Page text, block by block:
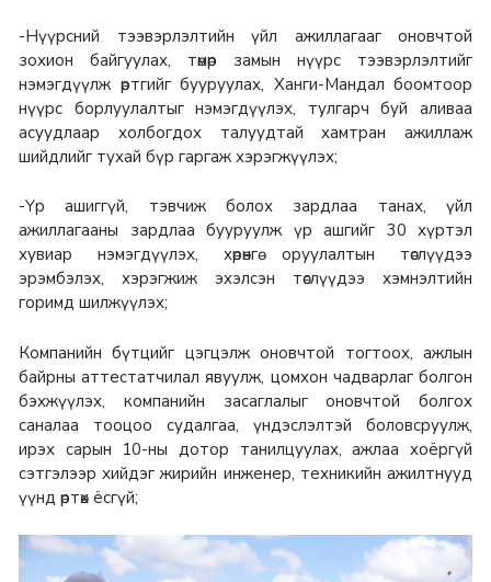
-Нүүрсний тээвэрлэлтийн үйл ажиллагааг оновчтой
зохион байгуулах, төмөр замын нүүрс тээвэрлэлтийг
нэмэгдүүлж өртгийг бууруулах, Ханги-Мандал боомтоор
нүүрс борлуулалтыг нэмэгдүүлэх, тулгарч буй аливаа
асуудлаар холбогдох талуудтай хамтран ажиллаж
шийдлийг тухай бүр гаргаж хэрэгжүүлэх;
-Үр ашиггүй, тэвчиж болох зардлаа танах, үйл
ажиллагааны зардлаа бууруулж үр ашгийг 30 хүртэл
хувиар нэмэгдүүлэх, хөрөнгө оруулалтын төслүүдээ
эрэмбэлэх, хэрэгжиж эхэлсэн төслүүдээ хэмнэлтийн
горимд шилжүүлэх;
Компанийн бүтцийг цэгцэлж оновчтой тогтоох, ажлын
байрны аттестатчилал явуулж, цомхон чадварлаг болгон
бэхжүүлэх, компанийн засаглалыг оновчтой болгох
саналаа тооцоо судалгаа, үндэслэлтэй боловсруулж,
ирэх сарын 10-ны дотор танилцуулах, ажлаа хоёргүй
сэтгэлээр хийдэг жирийн инженер, техникийн ажилтнууд
үүнд өртөх ёсгүй;